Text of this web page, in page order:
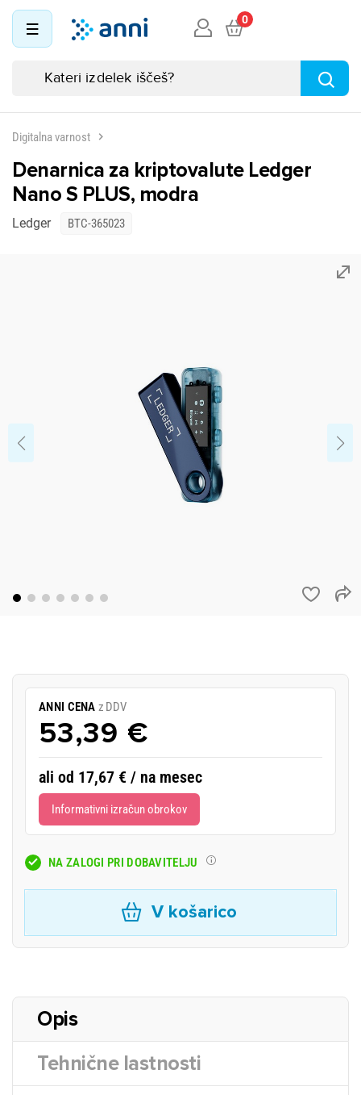
0
Digitalna varnost
Denarnica za kriptovalute Ledger
Nano S PLUS, modra
Ledger BTC-365023
ANNI CENA z DDV
53,39 €
ali od 17,67 € / na mesec
Informativni izračun obrokov
NA ZALOGI PRI DOBAVITELJU
V košarico
Opis
Tehnične lastnosti